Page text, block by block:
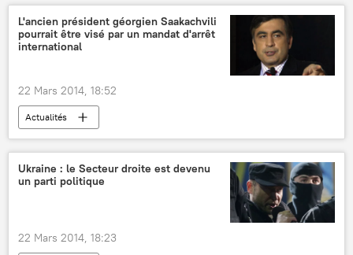
Règlement de la situation en Ukraine (2014)
L'ancien président géorgien Saakachvili
pourrait être visé par un mandat d'arrêt
international
22 Mars 2014, 18:52
Actualités
Ukraine : le Secteur droite est devenu
un parti politique
22 Mars 2014, 18:23